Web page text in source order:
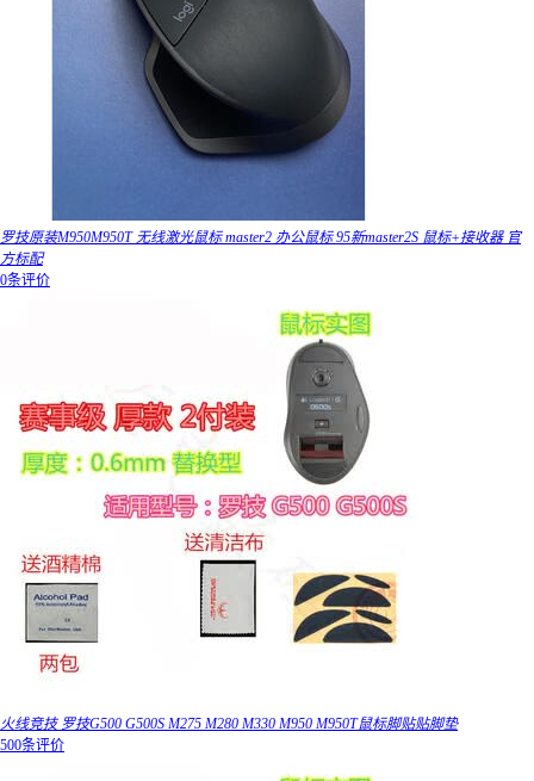
罗技原装M950M950T 无线激光鼠标 master2 办公鼠标 95新master2S 鼠标+接收器 官
方标配
0条评价
火线竞技 罗技G500 G500S M275 M280 M330 M950 M950T鼠标脚贴贴脚垫
500条评价